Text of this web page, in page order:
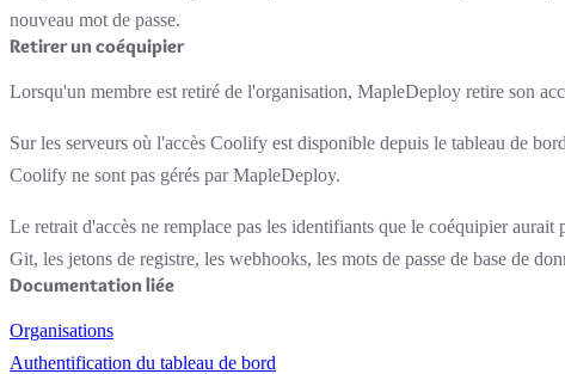
nouveau mot de passe.
Retirer un coéquipier
Lorsqu'un membre est retiré de l'organisation, MapleDeploy retire son
Sur les serveurs où l'accès Coolify est disponible depuis le tableau de
Coolify ne sont pas gérés par MapleDeploy.
Le retrait d'accès ne remplace pas les identifiants que le coéquipier
Git, les jetons de registre, les webhooks, les mots de passe de base de
Documentation liée
Organisations
Authentification du tableau de bord